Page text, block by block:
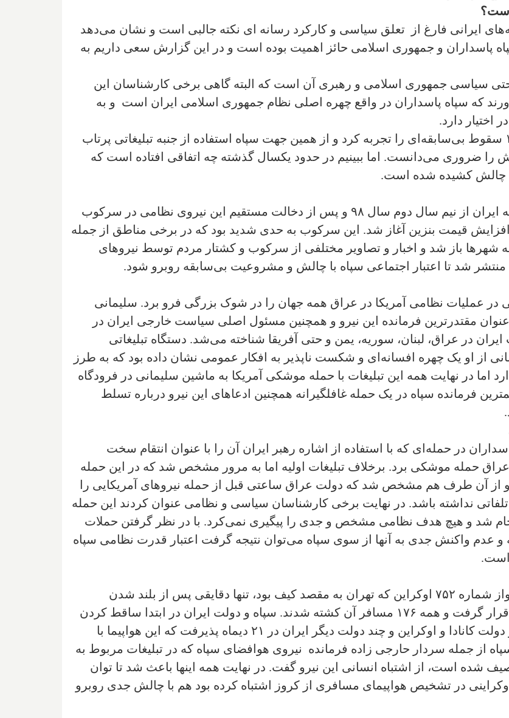
است؟
ایرانی فارغ از تعلق سیاسی و کارکرد رسانه ای نکته جالبی است و نشان می‌دهد
پاسداران و جمهوری اسلامی حائز اهمیت بوده است و در این گزارش سعی داریم به
حتی سیاسی جمهوری اسلامی و رهبری آن است که البته گاهی برخی کارشناسان این
که سپاه پاسداران در واقع چهره اصلی نظام جمهوری اسلامی ایران است و به
اختیار دارد.
البته وجه سپاه در سال ۱۳۹۸ و ابتدای سال ۱۳۹۹ سقوط بی‌سابقه‌ای را تجربه کرد و از همین جهت سپاه استفاده از جنبه تبلیغاتی پرتاب
را ضروری می‌دانست. اما ببینیم در حدود یکسال گذشته چه اتفاقی افتاده است که
چالش کشیده شده است.
سقوط هرچه بیشتر وجه سپاه پاسداران در جامعه ایران از نیم سال دوم سال ۹۸ و پس از دخالت مستقیم این نیروی نظامی در سرکوب
قیمت بنزین آغاز شد. این سرکوب به حدی شدید بود که در برخی مناطق از جمله
شهرها باز شد و اخبار و تصاویر مختلفی از سرکوب و کشتار مردم توسط نیروهای
منتشر شد تا اعتبار اجتماعی سپاه با چالش و مشروعیت بی‌سابقه روبرو شود.
سلیمانی در عملیات نظامی آمریکا در عراق همه جهان را در شوک بزرگی فرو برد. سلیمانی
مقتدرترین فرمانده این نیرو و همچنین مسئول اصلی سیاست خارجی ایران در
در عراق، لبنان، سوریه، یمن و حتی آفریقا شناخته می‌شد. دستگاه تبلیغاتی
از او یک چهره افسانه‌ای و شکست ناپذیر به افکار عمومی نشان داده بود که به طرز
اما در نهایت همه این تبلیغات با حمله موشکی آمریکا به ماشین سلیمانی در فرودگاه
فرمانده سپاه در یک حمله غافلگیرانه همچنین ادعاهای این نیرو درباره تسلط
در حمله‌ای که با استفاده از اشاره رهبر ایران آن را با عنوان انتقام سخت
عراق حمله موشکی برد. برخلاف تبلیغات اولیه اما به مرور مشخص شد که در این حمله
از آن طرف هم مشخص شد که دولت عراق ساعتی قبل از حمله نیروهای آمریکایی را
نداشته باشد. در نهایت برخی کارشناسان سیاسی و نظامی عنوان کردند این حمله
شد و هیچ هدف نظامی مشخص و جدی را پیگیری نمی‌کرد. با در نظر گرفتن حملات
و عدم واکنش جدی به آنها از سوی سپاه می‌توان نتیجه گرفت اعتبار قدرت نظامی سپاه
است.
در همان روز حمله سپاه به پایگاه عین الاسد، پرواز شماره ۷۵۲ اوکراین که تهران به مقصد کیف بود، تنها دقایقی پس از بلند شدن
فرودگاه امام مینی مورد اصابت دو موشک سپاه قرار گرفت و همه ۱۷۶ مسافر آن کشته شدند. سپاه و دولت ایران در ابتدا ساقط کردن
این هواپیما را تکذیب کردند اما در نهایت با فشار دولت کانادا و اوکراین و چند دولت دیگر ایران در ۲۱ دیماه پذیرفت که این هواپیما با
جمله سردار حارجی زاده فرمانده نیروی هوافضای سپاه که در تبلیغات مربوط به
شده است، از اشتباه انسانی این نیرو گفت. در نهایت همه اینها باعث شد تا توان
در تشخیص هواپیمای مسافری از کروز اشتباه کرده بود هم با چالش جدی روبرو